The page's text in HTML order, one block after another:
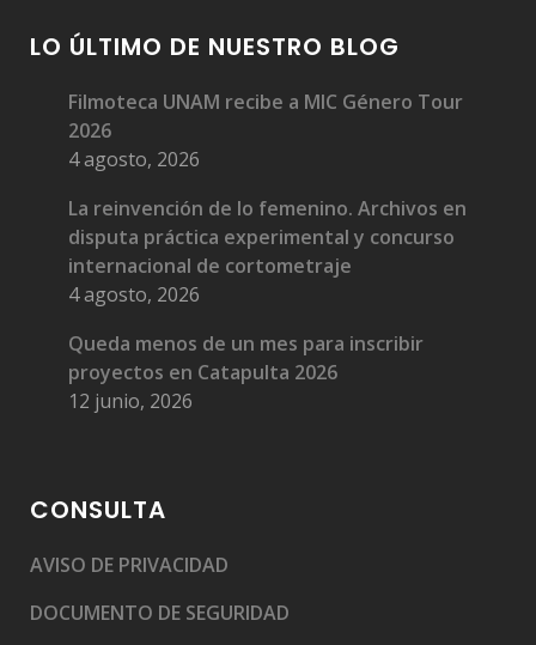
LO ÚLTIMO DE NUESTRO BLOG
Filmoteca UNAM recibe a MIC Género Tour
2026
4 agosto, 2026
La reinvención de lo femenino. Archivos en
disputa práctica experimental y concurso
internacional de cortometraje
4 agosto, 2026
Queda menos de un mes para inscribir
proyectos en Catapulta 2026
12 junio, 2026
CONSULTA
AVISO DE PRIVACIDAD
DOCUMENTO DE SEGURIDAD